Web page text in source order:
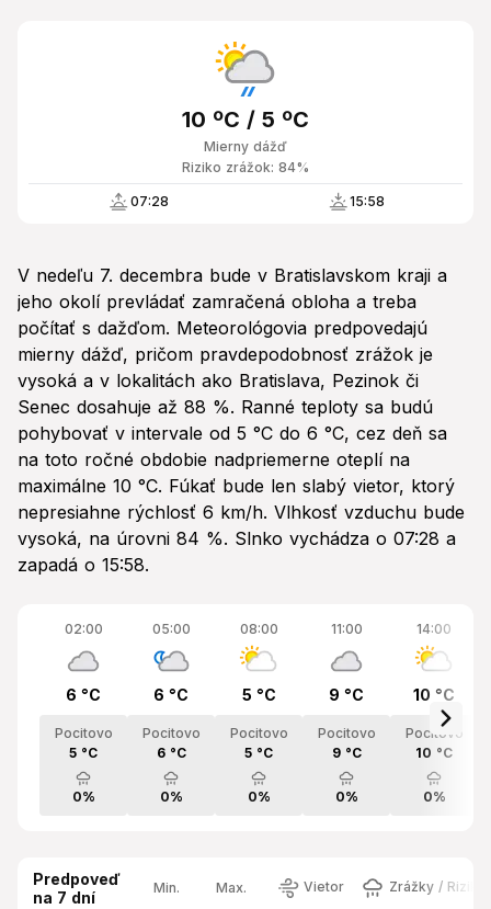
Mierny dážď
10 ºC / 5 ºC
Riziko zrážok: 84%
07:28 15:58
V nedeľu 7. decembra bude v Bratislavskom kraji a
jeho okolí prevládať zamračená obloha a treba
počítať s dažďom. Meteorológovia predpovedajú
mierny dážď, pričom pravdepodobnosť zrážok je
vysoká a v lokalitách ako Bratislava, Pezinok či
Senec dosahuje až 88 %. Ranné teploty sa budú
pohybovať v intervale od 5 °C do 6 °C, cez deň sa
na toto ročné obdobie nadpriemerne oteplí na
maximálne 10 °C. Fúkať bude len slabý vietor, ktorý
nepresiahne rýchlosť 6 km/h. Vlhkosť vzduchu bude
vysoká, na úrovni 84 %. Slnko vychádza o 07:28 a
zapadá o 15:58.
02:00
6 °C
Pocitovo
5 °C
0%
05:00
6 °C
Pocitovo
6 °C
0%
08:00
5 °C
Pocitovo
5 °C
0%
11:00
9 °C
Pocitovo
9 °C
0%
14:00
10 °C
Pocitovo
10 °C
0%
Predpoveď
na 7 dní
Min. Max. Vietor Zrážky /